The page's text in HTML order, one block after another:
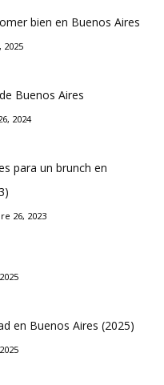
bien en Buenos Aires
Buenos Aires
2024
para un brunch en
26, 2023
en Buenos Aires (2025)